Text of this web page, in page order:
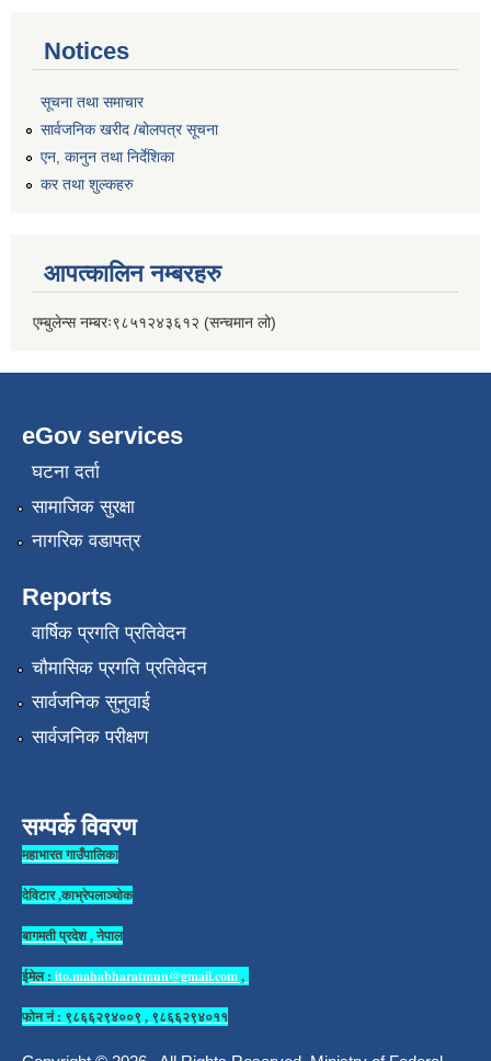
Notices
सूचना तथा समाचार
सार्वजनिक खरीद /बोलपत्र सूचना
एन, कानुन तथा निर्देशिका
कर तथा शुल्कहरु
आपत्कालिन नम्बरहरु
एम्बुलेन्स नम्बरः९८५१२४३६१२ (सन्चमान लो)
eGov services
घटना दर्ता
सामाजिक सुरक्षा
नागरिक वडापत्र
Reports
वार्षिक प्रगति प्रतिवेदन
चौमासिक प्रगति प्रतिवेदन
सार्वजनिक सुनुवाई
सार्वजनिक परीक्षण
सम्पर्क विवरण
महाभारत गाउँपालिका
देविटार ,काभ्रेपलाञ्चोक
बागमती प्रदेश , नेपाल
ईमेल : ito.mahabharatmun@gmail.com,
फोन नं : ९८६६२९४००९ , ९८६६२९४०११